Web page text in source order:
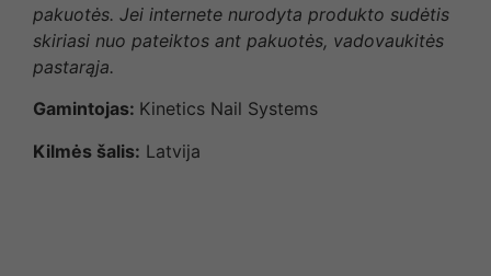
pakuotės. Jei internete nurodyta produkto sudėtis
skiriasi nuo pateiktos ant pakuotės, vadovaukitės
pastarąja.
Gamintojas: Kinetics Nail Systems
Kilmės šalis: Latvija